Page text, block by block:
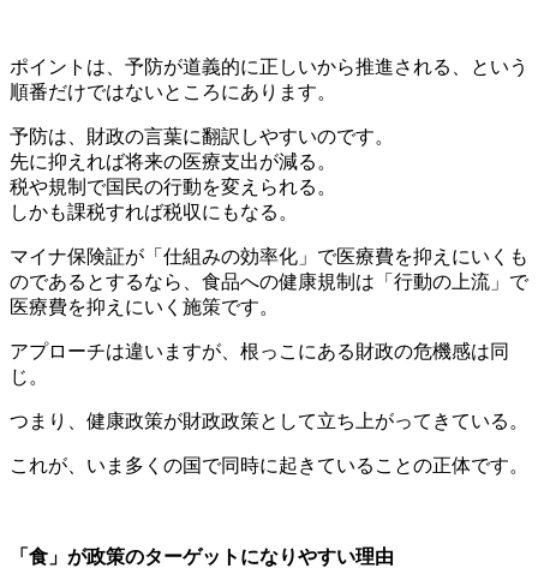
ポイントは、予防が道義的に正しいから推進される、という
順番だけではないところにあります。
予防は、財政の言葉に翻訳しやすいのです。
先に抑えれば将来の医療支出が減る。
税や規制で国民の行動を変えられる。
しかも課税すれば税収にもなる。
マイナ保険証が「仕組みの効率化」で医療費を抑えにいくも
のであるとするなら、食品への健康規制は「行動の上流」で
医療費を抑えにいく施策です。
アプローチは違いますが、根っこにある財政の危機感は同
じ。
つまり、健康政策が財政政策として立ち上がってきている。
これが、いま多くの国で同時に起きていることの正体です。
「食」が政策のターゲットになりやすい理由